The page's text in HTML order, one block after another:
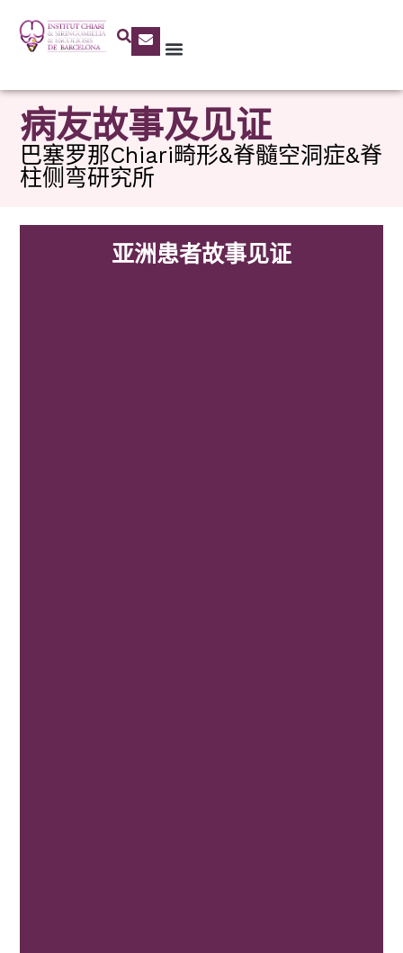
病友故事及见证
巴塞罗那Chiari畸形&脊髓空洞症&脊
柱侧弯研究所
亚洲患者故事见证